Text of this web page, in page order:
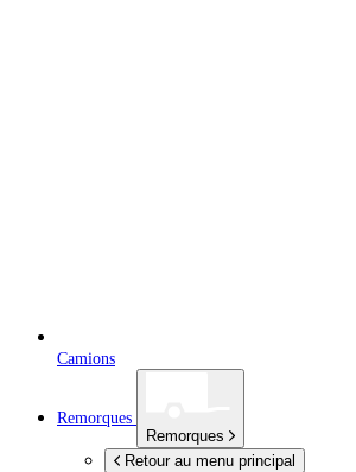
Camions
Remorques
Remorques
Retour au menu principal